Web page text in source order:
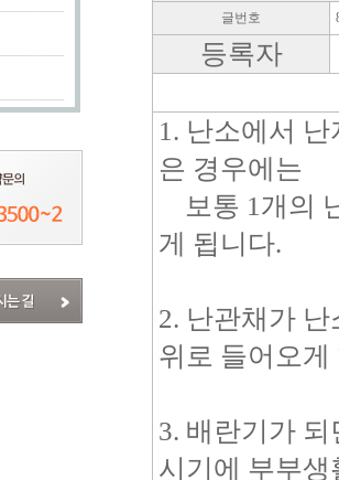
글번호
등록자
1. 난소에서
은 경우에는
보통 1개의
게 됩니다.
2. 난관채가
위로 들어오게
3. 배란기가
시기에 부부생